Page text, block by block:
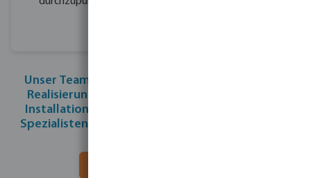
Unser Team von Spezialisten hilft Ihnen bei der
Realisierung Ihrer Projekte.
Installations- und Kontaktdaten an und unsere
Spezialisten setzen sich mit Ihnen in Verbindung.